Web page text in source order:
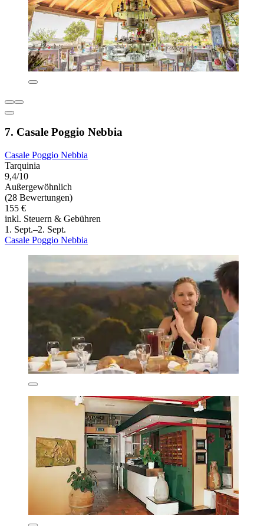
7. Casale Poggio Nebbia
Casale Poggio Nebbia
Tarquinia
9,4/10
Außergewöhnlich
(28 Bewertungen)
155 €
inkl. Steuern & Gebühren
1. Sept.–2. Sept.
Casale Poggio Nebbia